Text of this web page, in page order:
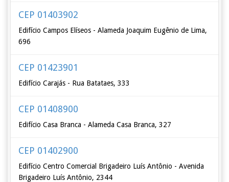
CEP 01403902
Edifício Campos Elíseos - Alameda Joaquim Eugênio de Lima,
696
CEP 01423901
Edifício Carajás - Rua Batataes, 333
CEP 01408900
Edifício Casa Branca - Alameda Casa Branca, 327
CEP 01402900
Edifício Centro Comercial Brigadeiro Luís Antônio - Avenida
Brigadeiro Luís Antônio, 2344